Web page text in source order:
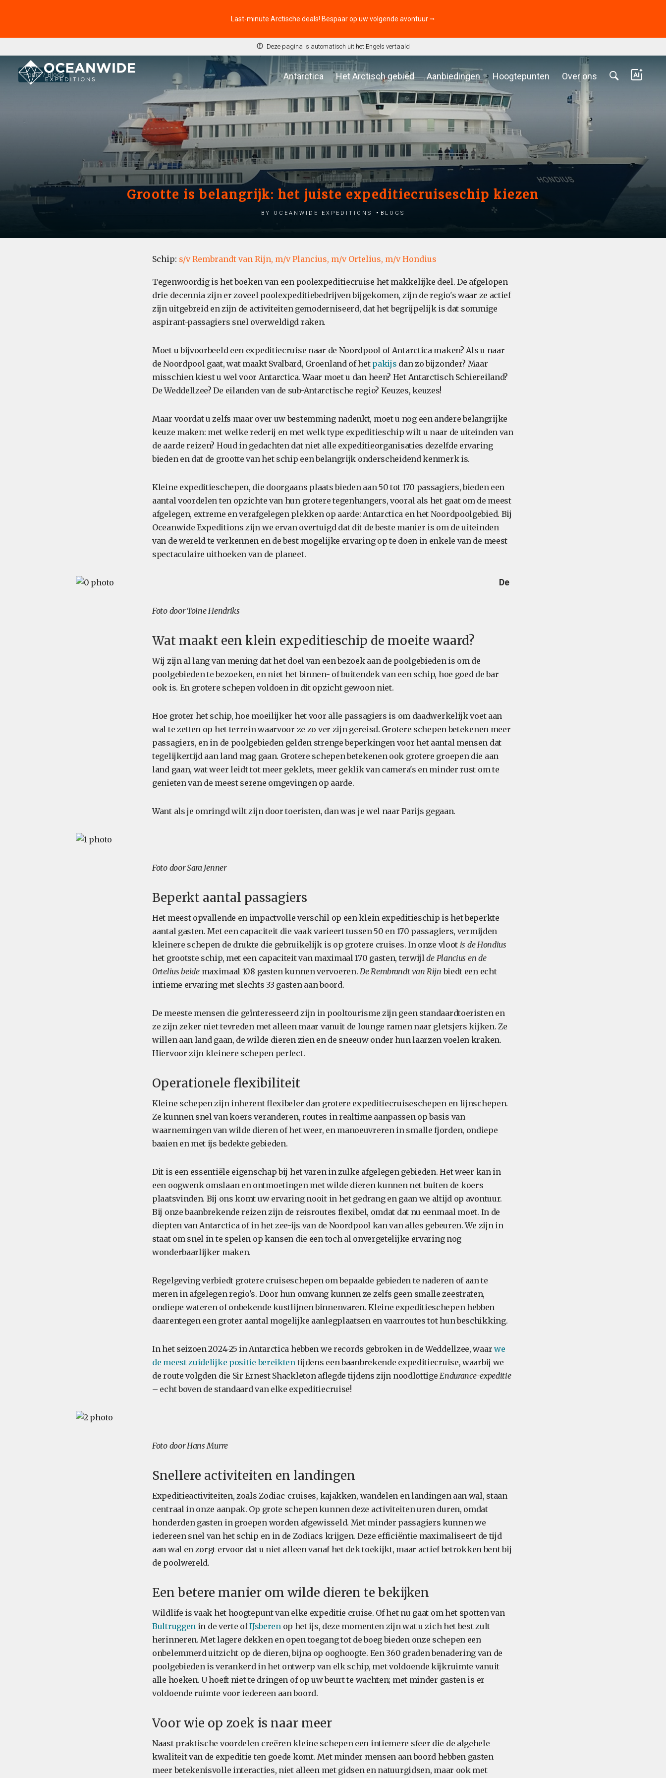
Last-minute Arctische deals! Bespaar op uw volgende avontuur ⭢
Deze pagina is automatisch uit het Engels vertaald
Antarctica Het Arctisch gebied Aanbiedingen Hoogtepunten Over ons
Home Blogs
Grootte is belangrijk: het juiste expeditiecruiseschip kiezen
by Oceanwide Expeditions Blogs
Schip: s/v Rembrandt van Rijn, m/v Plancius, m/v Ortelius, m/v Hondius
Tegenwoordig is het boeken van een poolexpeditiecruise het makkelijke deel. De afgelopen
drie decennia zijn er zoveel poolexpeditiebedrijven bijgekomen, zijn de regio's waar ze actief
zijn uitgebreid en zijn de activiteiten gemoderniseerd, dat het begrijpelijk is dat sommige
aspirant-passagiers snel overweldigd raken.
Moet u bijvoorbeeld een expeditiecruise naar de Noordpool of Antarctica maken? Als u naar
de Noordpool gaat, wat maakt Svalbard, Groenland of het pakijs dan zo bijzonder? Maar
misschien kiest u wel voor Antarctica. Waar moet u dan heen? Het Antarctisch Schiereiland?
De Weddellzee? De eilanden van de sub-Antarctische regio? Keuzes, keuzes!
Maar voordat u zelfs maar over uw bestemming nadenkt, moet u nog een andere belangrijke
keuze maken: met welke rederij en met welk type expeditieschip wilt u naar de uiteinden van
de aarde reizen? Houd in gedachten dat niet alle expeditieorganisaties dezelfde ervaring
bieden en dat de grootte van het schip een belangrijk onderscheidend kenmerk is.
Kleine expeditieschepen, die doorgaans plaats bieden aan 50 tot 170 passagiers, bieden een
aantal voordelen ten opzichte van hun grotere tegenhangers, vooral als het gaat om de meest
afgelegen, extreme en verafgelegen plekken op aarde: Antarctica en het Noordpoolgebied. Bij
Oceanwide Expeditions zijn we ervan overtuigd dat dit de beste manier is om de uiteinden
van de wereld te verkennen en de best mogelijke ervaring op te doen in enkele van de meest
spectaculaire uithoeken van de planeet.
Foto door Toine Hendriks
Wat maakt een klein expeditieschip de moeite waard?
Wij zijn al lang van mening dat het doel van een bezoek aan de poolgebieden is om de
poolgebieden te bezoeken, en niet het binnen- of buitendek van een schip, hoe goed de bar
ook is. En grotere schepen voldoen in dit opzicht gewoon niet.
Hoe groter het schip, hoe moeilijker het voor alle passagiers is om daadwerkelijk voet aan
wal te zetten op het terrein waarvoor ze zo ver zijn gereisd. Grotere schepen betekenen meer
passagiers, en in de poolgebieden gelden strenge beperkingen voor het aantal mensen dat
tegelijkertijd aan land mag gaan. Grotere schepen betekenen ook grotere groepen die aan
land gaan, wat weer leidt tot meer geklets, meer geklik van camera's en minder rust om te
genieten van de meest serene omgevingen op aarde.
Want als je omringd wilt zijn door toeristen, dan was je wel naar Parijs gegaan.
Foto door Sara Jenner
Beperkt aantal passagiers
Het meest opvallende en impactvolle verschil op een klein expeditieschip is het beperkte
aantal gasten. Met een capaciteit die vaak varieert tussen 50 en 170 passagiers, vermijden
kleinere schepen de drukte die gebruikelijk is op grotere cruises. In onze vloot is de Hondius
het grootste schip, met een capaciteit van maximaal 170 gasten, terwijlde Plancius en de
Ortelius beide maximaal 108 gasten kunnen vervoeren.De Rembrandt van Rijn biedt een echt
intieme ervaring met slechts 33 gasten aan boord.
De meeste mensen die geïnteresseerd zijn in pooltourisme zijn geen standaardtoeristen en
ze zijn zeker niet tevreden met alleen maar vanuit de lounge ramen naar gletsjers kijken. Ze
willen aan land gaan, de wilde dieren zien en de sneeuw onder hun laarzen voelen kraken.
Hiervoor zijn kleinere schepen perfect.
Operationele flexibiliteit
Kleine schepen zijn inherent flexibeler dan grotere expeditiecruiseschepen en lijnschepen.
Ze kunnen snel van koers veranderen, routes in realtime aanpassen op basis van
waarnemingen van wilde dieren of het weer, en manoeuvreren in smalle fjorden, ondiepe
baaien en met ijs bedekte gebieden.
Dit is een essentiële eigenschap bij het varen in zulke afgelegen gebieden. Het weer kan in
een oogwenk omslaan en ontmoetingen met wilde dieren kunnen net buiten de koers
plaatsvinden. Bij ons komt uw ervaring nooit in het gedrang en gaan we altijd op avontuur.
Bij onze baanbrekende reizen zijn de reisroutes flexibel, omdat dat nu eenmaal moet. In de
diepten van Antarctica of in het zee-ijs van de Noordpool kan van alles gebeuren. We zijn in
staat om snel in te spelen op kansen die een toch al onvergetelijke ervaring nog
wonderbaarlijker maken.
Regelgeving verbiedt grotere cruiseschepen om bepaalde gebieden te naderen of aan te
meren in afgelegen regio's. Door hun omvang kunnen ze zelfs geen smalle zeestraten,
ondiepe wateren of onbekende kustlijnen binnenvaren. Kleine expeditieschepen hebben
daarentegen een groter aantal mogelijke aanlegplaatsen en vaarroutes tot hun beschikking.
In het seizoen 2024-25 in Antarctica hebben we records gebroken in de Weddellzee, waar we
de meest zuidelijke positie bereiktentijdens een baanbrekende expeditiecruise, waarbij we
de route volgden die Sir Ernest Shackleton aflegde tijdens zijn noodlottigeEndurance-expeditie
– echt boven de standaard van elke expeditiecruise!
Foto door Hans Murre
Snellere activiteiten en landingen
Expeditieactiviteiten, zoals Zodiac-cruises, kajakken, wandelen en landingen aan wal, staan
centraal in onze aanpak. Op grote schepen kunnen deze activiteiten uren duren, omdat
honderden gasten in groepen worden afgewisseld. Met minder passagiers kunnen we
iedereen snel van het schip en in de Zodiacs krijgen. Deze efficiëntie maximaliseert de tijd
aan wal en zorgt ervoor dat u niet alleen vanaf het dek toekijkt, maar actief betrokken bent bij
de poolwereld.
Een betere manier om wilde dieren te bekijken
Wildlife is vaak het hoogtepunt van elke expeditie cruise. Of het nu gaat om het spotten van
Bultruggen in de verte ofIJsberenop het ijs, deze momenten zijn wat u zich het best zult
herinneren. Met lagere dekken en open toegang tot de boeg bieden onze schepen een
onbelemmerd uitzicht op de dieren, bijna op ooghoogte. Een 360 graden benadering van de
poolgebieden is verankerd in het ontwerp van elk schip, met voldoende kijkruimte vanuit
alle hoeken. U hoeft niet te dringen of op uw beurt te wachten; met minder gasten is er
voldoende ruimte voor iedereen aan boord.
Voor wie op zoek is naar meer
Naast praktische voordelen creëren kleine schepen een intiemere sfeer die de algehele
kwaliteit van de expeditie ten goede komt. Met minder mensen aan boord hebben gasten
meer betekenisvolle interacties, niet alleen met gidsen en natuurgidsen, maar ook met
De